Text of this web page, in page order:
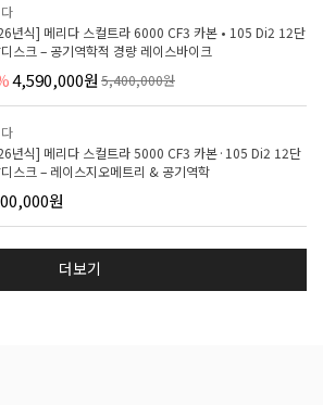
년식] 메리다 스컬트라 6000 CF3 카본 • 105 Di2 12단
스크 – 공기역학적 경량 레이스바이크
4,590,000원 5,400,000원
년식] 메리다 스컬트라 5000 CF3 카본·105 Di2 12단
스크 – 레이스지오메트리 & 공기역학
원
더보기